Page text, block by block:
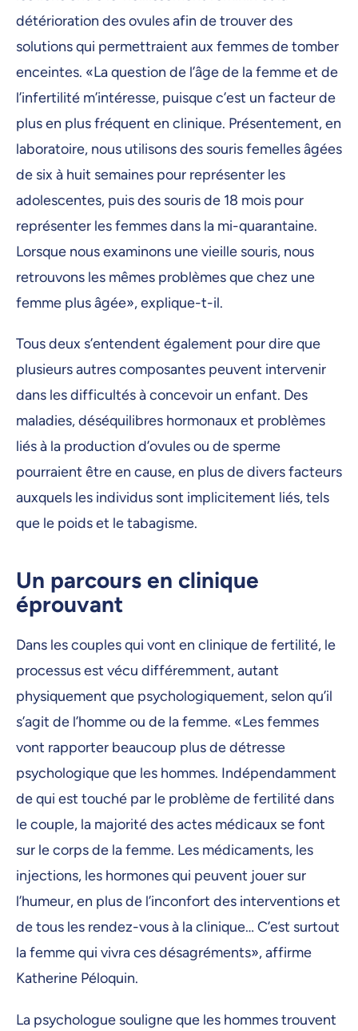
détérioration des ovules afin de trouver des
solutions qui permettraient aux femmes de tomber
enceintes. «La question de l’âge de la femme et de
l’infertilité m’intéresse, puisque c’est un facteur de
plus en plus fréquent en clinique. Présentement, en
laboratoire, nous utilisons des souris femelles âgées
de six à huit semaines pour représenter les
adolescentes, puis des souris de 18 mois pour
représenter les femmes dans la mi-quarantaine.
Lorsque nous examinons une vieille souris, nous
retrouvons les mêmes problèmes que chez une
femme plus âgée», explique-t-il.
Tous deux s’entendent également pour dire que
plusieurs autres composantes peuvent intervenir
dans les difficultés à concevoir un enfant. Des
maladies, déséquilibres hormonaux et problèmes
liés à la production d’ovules ou de sperme
pourraient être en cause, en plus de divers facteurs
auxquels les individus sont implicitement liés, tels
que le poids et le tabagisme.
Un parcours en clinique
éprouvant
Dans les couples qui vont en clinique de fertilité, le
processus est vécu différemment, autant
physiquement que psychologiquement, selon qu’il
s’agit de l’homme ou de la femme. «Les femmes
vont rapporter beaucoup plus de détresse
psychologique que les hommes. Indépendamment
de qui est touché par le problème de fertilité dans
le couple, la majorité des actes médicaux se font
sur le corps de la femme. Les médicaments, les
injections, les hormones qui peuvent jouer sur
l’humeur, en plus de l’inconfort des interventions et
de tous les rendez-vous à la clinique… C’est surtout
la femme qui vivra ces désagréments», affirme
Katherine Péloquin.
La psychologue souligne que les hommes trouvent